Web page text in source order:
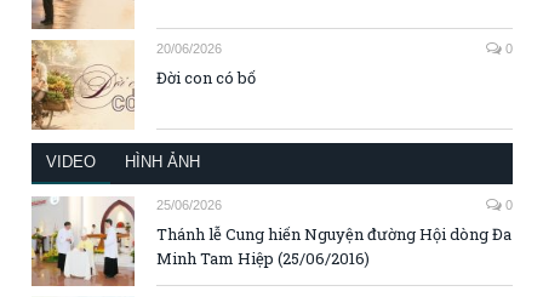
20/06/2026 0
Đời con có bố
VIDEO HÌNH ẢNH
25/06/2026 0
Thánh lễ Cung hiến Nguyện đường Hội dòng Đa
Minh Tam Hiệp (25/06/2016)